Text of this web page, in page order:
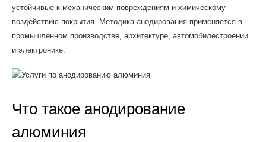
устойчивые к механическим повреждениям и химическому
воздействию покрытия. Методика анодирования применяется в
промышленном производстве, архитектуре, автомобилестроении
и электронике.
Что такое анодирование
алюминия